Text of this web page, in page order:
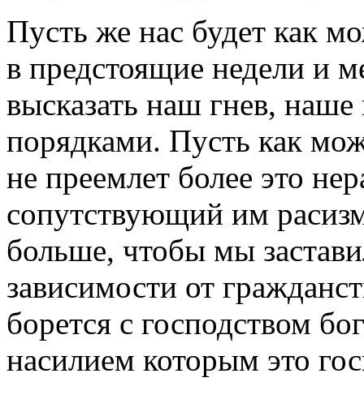
Пусть же нас будет как
в предстоящие недели и
высказать наш гнев,
порядками. Пусть как
не преемлет более это
сопутствующий им
больше, чтобы мы
зависимости от
борется с господством
насилием которым это